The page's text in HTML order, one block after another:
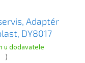
Adaptér
DY8017
u dodavatele
)